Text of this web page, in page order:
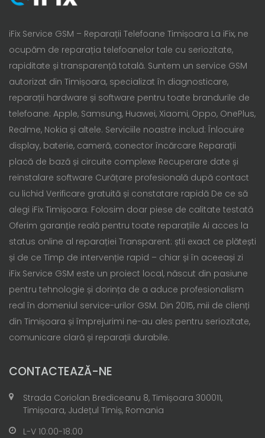
iFix Service GSM – Reparații Telefoane Timișoara La iFix, ne
ocupăm de reparația telefoanelor tale cu seriozitate,
rapiditate și transparență totală. Suntem un service GSM
autorizat din Timișoara, specializat în diagnosticare,
reparații hardware și software pentru toate brandurile de
telefoane: Apple, Samsung, Huawei, Xiaomi, Oppo, OnePlus,
Realme, Nokia și altele. Serviciile noastre includ: Înlocuire
display, baterie, cameră, conector încărcare Reparații
placă de bază și circuite complexe Recuperare date și
reinstalare software Curățare profesională după contact
cu lichid Verificare gratuită și constatare rapidă De ce să
alegi iFix Timișoara: Folosim doar piese de calitate testată
Oferim garanție reală pentru toate reparațiile Ai acces la
status online al reparației Transparent: știi exact ce plătești
și de ce Timp de intervenție rapid – chiar și în aceeași zi
iFix Service GSM este un proiect local, născut din pasiune
pentru tehnologie și dorința de a aduce profesionalism
real în domeniul service-urilor GSM. Din 2015, mii de clienți
din Timișoara și împrejurimi ne-au ales pentru seriozitate,
comunicare clară și reparații durabile.
CONTACTEAZĂ-NE
Strada Coriolan Brediceanu 8, Timișoara 300011,
Timișoara, Județul Timiș, Romania
L-V 10:00-18:00